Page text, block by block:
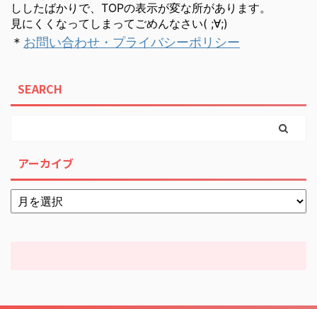
ししたばかりで、TOPの表示が変な所があります。
見にくくなってしまってごめんなさい( ;∀;)
＊ お問い合わせ・プライバシーポリシー
SEARCH
アーカイブ